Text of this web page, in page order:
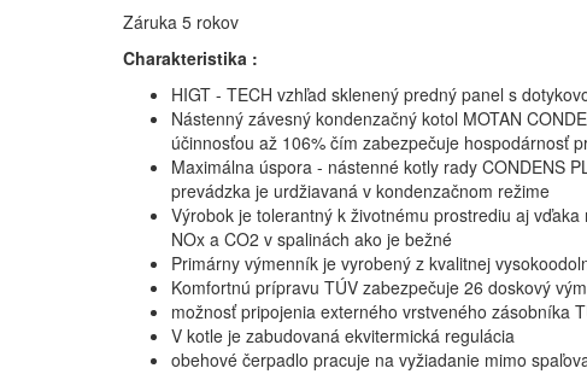
Záruka 5 rokov
Charakteristika :
HIGT - TECH vzhľad sklenený predný panel s
Nástenný závesný kondenzačný kotol MOTAN
účinnosťou až 106% čím zabezpečuje hospodárnosť
Maximálna úspora - nástenné kotly rady CONDENS
prevádzka je urdžiavaná v kondenzačnom režime
Výrobok je tolerantný k životnému prostrediu aj
NOx a CO2 v spalinách ako je bežné
Primárny výmenník je vyrobený z kvalitnej
Komfortnú prípravu TÚV zabezpečuje 26 doskový
možnosť pripojenia externého vrstveného zásobníka
V kotle je zabudovaná ekvitermická regulácia
obehové čerpadlo pracuje na vyžiadanie mimo